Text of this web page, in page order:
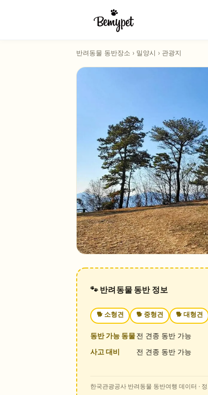
반려동물 동반장소 › 밀양시 › 관광지
🐾 반려동물 동반 정보
🐕 소형견 🐕 중형견 🐕 대형견
동반 가능 동물전 견종 동반 가능
사고 대비
전 견종 동반 가능
한국관광공사 반려동물 동반여행 데이터 ·